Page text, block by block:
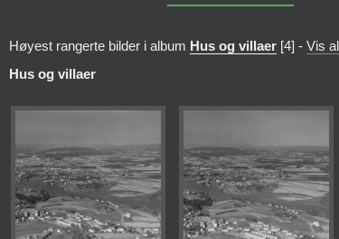
Høyest rangerte bilder i album Hus og villaer [4] - Vis
Hus og villaer